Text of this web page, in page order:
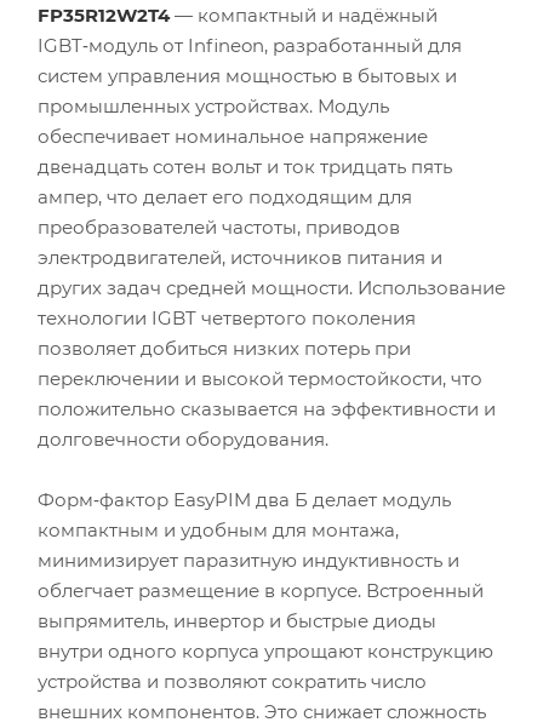
FP35R12W2T4— компактный и надёжный
IGBT‑модуль от Infineon, разработанный для
систем управления мощностью в бытовых и
промышленных устройствах. Модуль
обеспечивает номинальное напряжение
двенадцать сотен вольт и ток тридцать пять
ампер, что делает его подходящим для
преобразователей частоты, приводов
электродвигателей, источников питания и
других задач средней мощности. Использование
технологии IGBT четвертого поколения
позволяет добиться низких потерь при
переключении и высокой термостойкости, что
положительно сказывается на эффективности и
долговечности оборудования.
Форм‑фактор EasyPIM два Б делает модуль
компактным и удобным для монтажа,
минимизирует паразитную индуктивность и
облегчает размещение в корпусе. Встроенный
выпрямитель, инвертор и быстрые диоды
внутри одного корпуса упрощают конструкцию
устройства и позволяют сократить число
внешних компонентов. Это снижает сложность